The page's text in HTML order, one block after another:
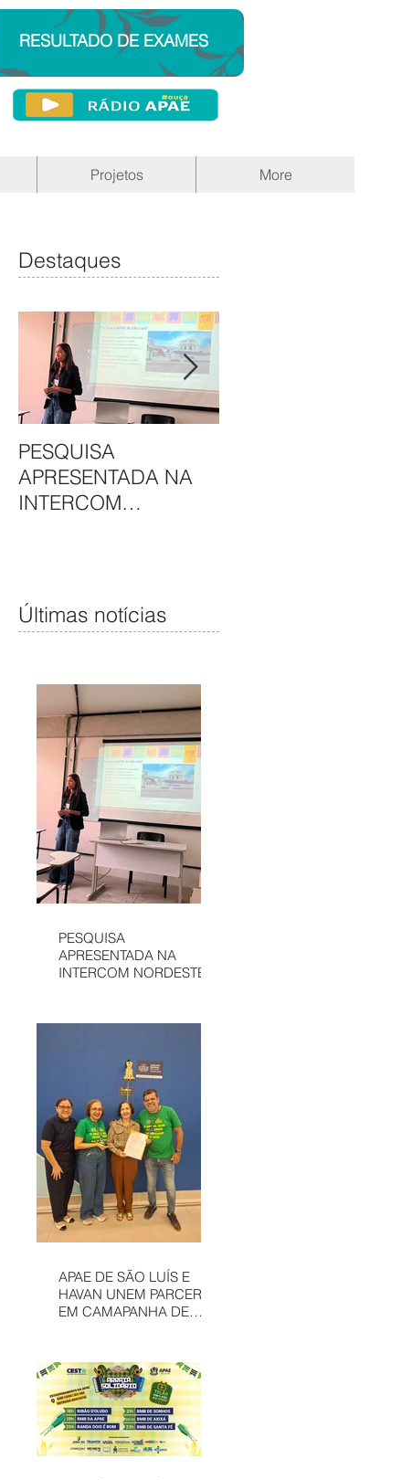
RESULTADO DE EXAMES
Projetos More
Destaques
PESQUISA
APRESENTADA NA
INTERCOM
Últimas notícias
PESQUISA
APRESENTADA NA
INTERCOM NORDESTE
APAE DE SÃO LUÍS
APAE DE SÃO LUÍS E
HAVAN UNEM PARCERIA
EM CAMAPANHA DE